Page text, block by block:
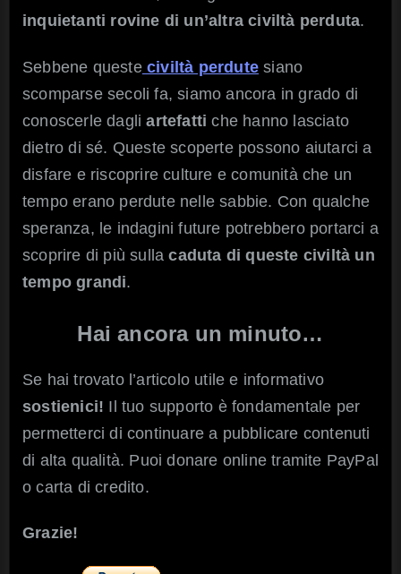
inquietanti rovine di un’altra civiltà perduta.
Sebbene questeciviltà perdute siano
scomparse secoli fa, siamo ancora in grado di
conoscerle dagli artefatti che hanno lasciato
dietro di sé. Queste scoperte possono aiutarci a
disfare e riscoprire culture e comunità che un
tempo erano perdute nelle sabbie. Con qualche
speranza, le indagini future potrebbero portarci a
scoprire di più sullacaduta di queste civiltà un
tempo grandi.
Hai ancora un minuto…
Se hai trovato l’articolo utile e informativo
sostienici! Il tuo supporto è fondamentale per
permetterci di continuare a pubblicare contenuti
di alta qualità. Puoi donare online tramite PayPal
o carta di credito.
Grazie!